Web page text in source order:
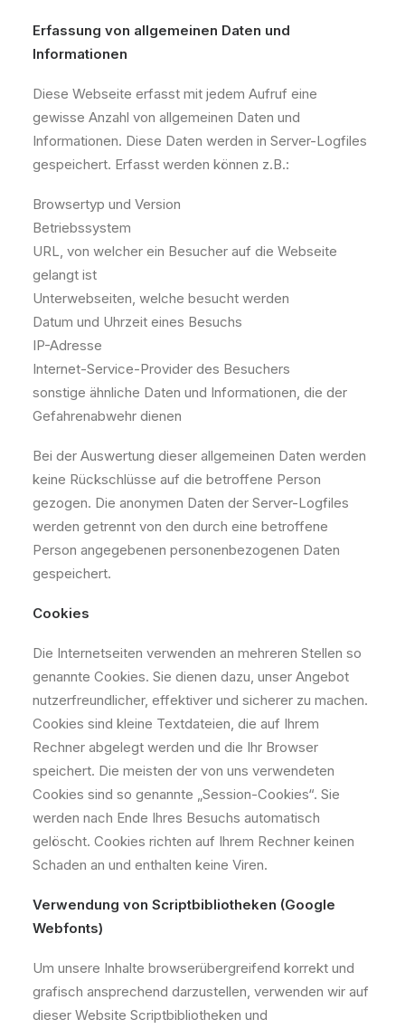
Erfassung von allgemeinen Daten und
Informationen
Diese Webseite erfasst mit jedem Aufruf eine
gewisse Anzahl von allgemeinen Daten und
Informationen. Diese Daten werden in Server-Logfiles
gespeichert. Erfasst werden können z.B.:
Browsertyp und Version
Betriebssystem
URL, von welcher ein Besucher auf die Webseite
gelangt ist
Unterwebseiten, welche besucht werden
Datum und Uhrzeit eines Besuchs
IP-Adresse
Internet-Service-Provider des Besuchers
sonstige ähnliche Daten und Informationen, die der
Gefahrenabwehr dienen
Bei der Auswertung dieser allgemeinen Daten werden
keine Rückschlüsse auf die betroffene Person
gezogen. Die anonymen Daten der Server-Logfiles
werden getrennt von den durch eine betroffene
Person angegebenen personenbezogenen Daten
gespeichert.
Cookies
Die Internetseiten verwenden an mehreren Stellen so
genannte Cookies. Sie dienen dazu, unser Angebot
nutzerfreundlicher, effektiver und sicherer zu machen.
Cookies sind kleine Textdateien, die auf Ihrem
Rechner abgelegt werden und die Ihr Browser
speichert. Die meisten der von uns verwendeten
Cookies sind so genannte „Session-Cookies“. Sie
werden nach Ende Ihres Besuchs automatisch
gelöscht. Cookies richten auf Ihrem Rechner keinen
Schaden an und enthalten keine Viren.
Verwendung von Scriptbibliotheken (Google
Webfonts)
Um unsere Inhalte browserübergreifend korrekt und
grafisch ansprechend darzustellen, verwenden wir auf
dieser Website Scriptbibliotheken und